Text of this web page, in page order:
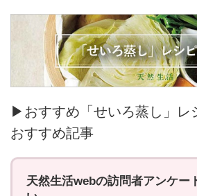
▶おすすめ「せいろ蒸し」レ
おすすめ記事